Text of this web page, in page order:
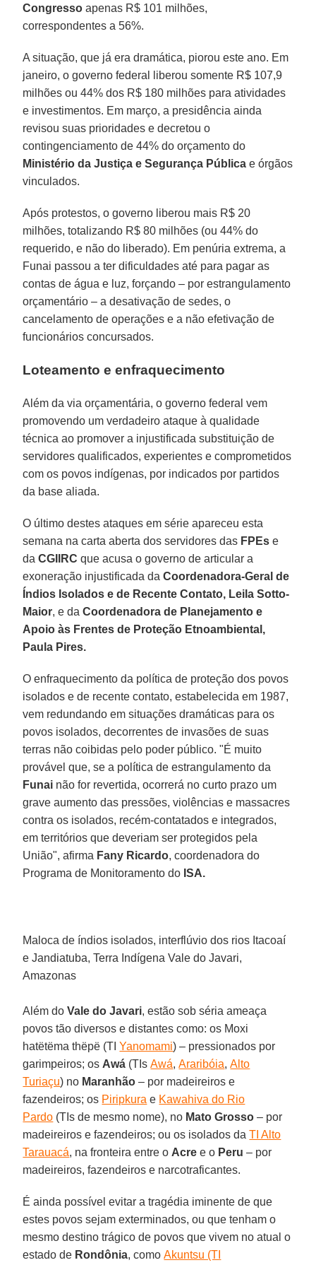
Congresso apenas R$ 101 milhões,
correspondentes a 56%.
A situação, que já era dramática, piorou este ano. Em
janeiro, o governo federal liberou somente R$ 107,9
milhões ou 44% dos R$ 180 milhões para atividades
e investimentos. Em março, a presidência ainda
revisou suas prioridades e decretou o
contingenciamento de 44% do orçamento do
Ministério da Justiça e Segurança Pública e órgãos
vinculados.
Após protestos, o governo liberou mais R$ 20
milhões, totalizando R$ 80 milhões (ou 44% do
requerido, e não do liberado). Em penúria extrema, a
Funai passou a ter dificuldades até para pagar as
contas de água e luz, forçando – por estrangulamento
orçamentário – a desativação de sedes, o
cancelamento de operações e a não efetivação de
funcionários concursados.
Loteamento e enfraquecimento
Além da via orçamentária, o governo federal vem
promovendo um verdadeiro ataque à qualidade
técnica ao promover a injustificada substituição de
servidores qualificados, experientes e comprometidos
com os povos indígenas, por indicados por partidos
da base aliada.
O último destes ataques em série apareceu esta
semana na carta aberta dos servidores das FPEs e
daCGIIRC que acusa o governo de articular a
exoneração injustificada daCoordenadora-Geral de
Índios Isolados e de Recente Contato, Leila Sotto-
Maior, e daCoordenadora de Planejamento e
Apoio às Frentes de Proteção Etnoambiental,
Paula Pires.
O enfraquecimento da política de proteção dos povos
isolados e de recente contato, estabelecida em 1987,
vem redundando em situações dramáticas para os
povos isolados, decorrentes de invasões de suas
terras não coibidas pelo poder público. "É muito
provável que, se a política de estrangulamento da
Funai não for revertida, ocorrerá no curto prazo um
grave aumento das pressões, violências e massacres
contra os isolados, recém-contatados e integrados,
em territórios que deveriam ser protegidos pela
União", afirma Fany Ricardo, coordenadora do
Programa de Monitoramento do ISA.
Maloca de índios isolados, interflúvio dos rios Itacoaí
e Jandiatuba, Terra Indígena Vale do Javari,
Amazonas
Além doVale do Javari, estão sob séria ameaça
povos tão diversos e distantes como: os Moxi
hatëtëma thëpë (TIYanomami) – pressionados por
garimpeiros; os Awá (TIsAwá,Araribóia,Alto
Turiaçu) no Maranhão – por madeireiros e
fazendeiros; os Piripkura e Kawahiva do Rio
Pardo (TIs de mesmo nome), no Mato Grosso – por
madeireiros e fazendeiros; ou os isolados daTI Alto
Tarauacá, na fronteira entre o Acre e o Peru – por
madeireiros, fazendeiros e narcotraficantes.
É ainda possível evitar a tragédia iminente de que
estes povos sejam exterminados, ou que tenham o
mesmo destino trágico de povos que vivem no atual o
estado de Rondônia, comoAkuntsu (TI